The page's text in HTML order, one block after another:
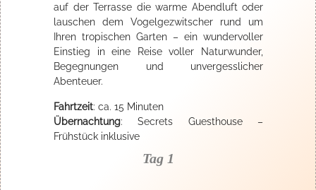
auf der Terrasse die warme Abendluft oder
lauschen dem Vogelgezwitscher rund um
Ihren tropischen Garten – ein wundervoller
Einstieg in eine Reise voller Naturwunder,
Begegnungen und unvergesslicher
Abenteuer.
Fahrtzeit: ca. 15 Minuten
Übernachtung: Secrets Guesthouse –
Frühstück inklusive
Tag 1